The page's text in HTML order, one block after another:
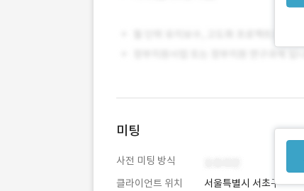
미팅
사전 미팅 방식
클라이언트 위치
서울특별시 서초구